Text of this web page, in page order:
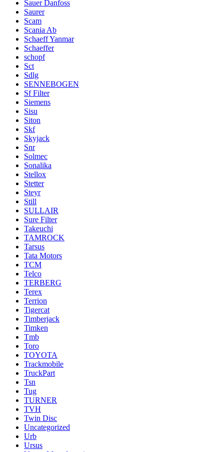
Sauer Danfoss
Saurer
Scam
Scania Ab
Schaeff Yanmar
Schaeffer
schopf
Sct
Sdlg
SENNEBOGEN
Sf Filter
Siemens
Sisu
Siton
Skf
Skyjack
Snr
Solmec
Sonalika
Stellox
Stetter
Steyr
Still
SULLAIR
Sure Filter
Takeuchi
TAMROCK
Tarsus
Tata Motors
TCM
Telco
TERBERG
Terex
Terrion
Tigercat
Timberjack
Timken
Tmb
Toro
TOYOTA
Trackmobile
TruckPart
Tsn
Tug
TURNER
TVH
Twin Disc
Uncategorized
Urb
Ursus